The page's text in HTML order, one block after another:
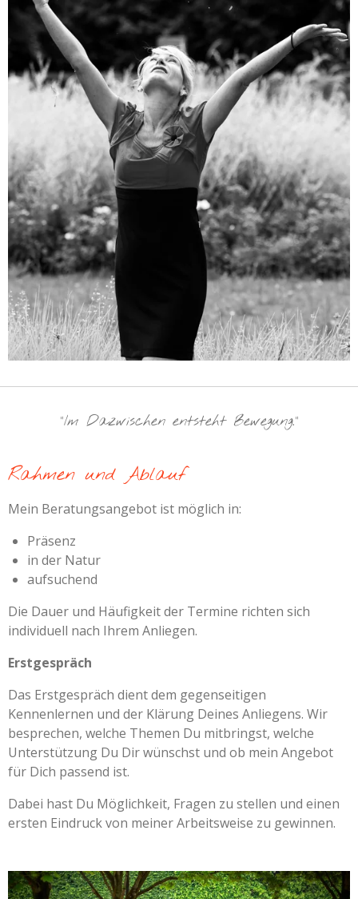
"Im Dazwischen entsteht Bewegung."
Rahmen und Ablauf
Mein Beratungsangebot ist möglich in:
Präsenz
in der Natur
aufsuchend
Die Dauer und Häufigkeit der Termine richten sich
individuell nach Ihrem Anliegen.
Erstgespräch
Das Erstgespräch dient dem gegenseitigen
Kennenlernen und der Klärung Deines Anliegens. Wir
besprechen, welche Themen Du mitbringst, welche
Unterstützung Du Dir wünschst und ob mein Angebot
für Dich passend ist.
Dabei hast Du Möglichkeit, Fragen zu stellen und einen
ersten Eindruck von meiner Arbeitsweise zu gewinnen.